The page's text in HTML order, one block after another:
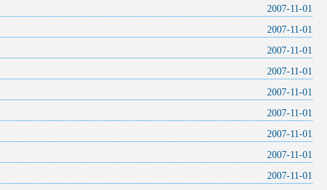
2007-11-01
2007-11-01
2007-11-01
2007-11-01
2007-11-01
2007-11-01
2007-11-01
2007-11-01
2007-11-01